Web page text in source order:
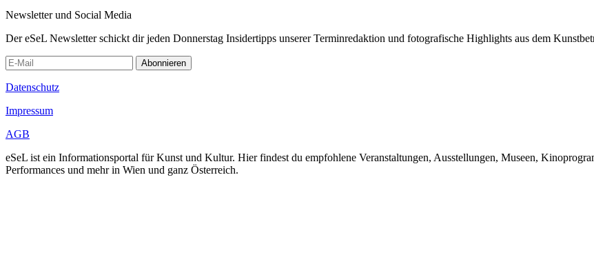
Newsletter und Social Media
Der eSeL Newsletter schickt dir jeden Donnerstag Insidertipps unserer Terminredaktion und fotografische Highlights aus dem
Abonnieren
Datenschutz
Impressum
AGB
eSeL ist ein Informationsportal für Kunst und Kultur. Hier findest du empfohlene Veranstaltungen, Ausstellungen, Museen,
Performances und mehr in Wien und ganz Österreich.